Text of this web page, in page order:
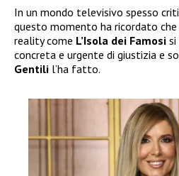
In un mondo televisivo spesso
questo momento ha ricordato che
reality come L’Isola dei Famosi
concreta e urgente di giustizia e
Gentili l’ha fatto.